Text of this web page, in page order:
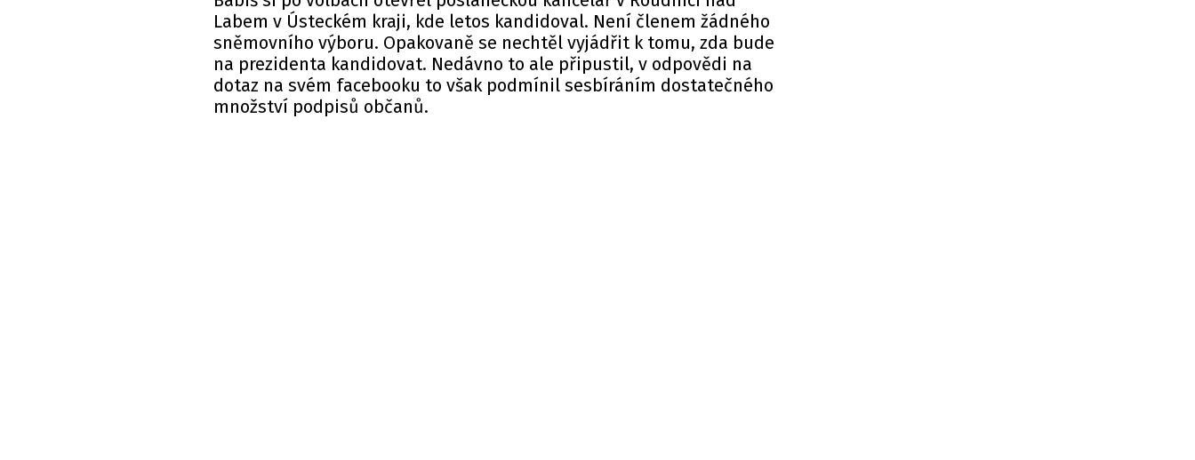
Labem v Ústeckém kraji, kde letos kandidoval. Není členem žádného
sněmovního výboru. Opakovaně se nechtěl vyjádřit k tomu, zda bude
na prezidenta kandidovat. Nedávno to ale připustil, v odpovědi na
dotaz na svém facebooku to však podmínil sesbíráním dostatečného
množství podpisů občanů.